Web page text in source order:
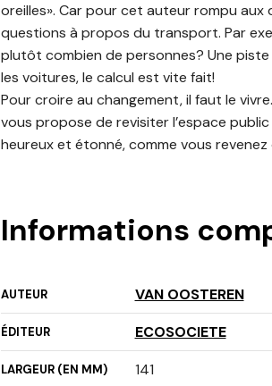
oreilles». Car pour cet auteur rompu aux
questions à propos du transport. Par
plutôt combien de personnes? Une
les voitures, le calcul est vite fait!
Pour croire au changement, il faut le
vous propose de revisiter l’espace
heureux et étonné, comme vous
Informations
AUTEUR VAN OOSTEREN
ÉDITEUR ECOSOCIETE
LARGEUR (EN MM) 141